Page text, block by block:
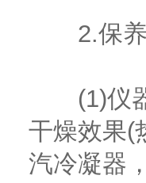
2.保养
(1)仪器
干燥效果(
汽冷凝器